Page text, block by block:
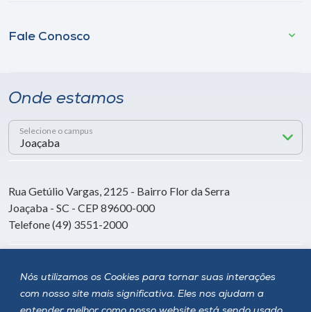
Nós utilizamos os Cookies para tornar suas interações
com nosso site mais significativa. Eles nos ajudam a
Fale Conosco
Onde estamos
Selecione o campus
Rua Getúlio Vargas, 2125 - Bairro Flor da Serra
Joaçaba - SC - CEP 89600-000
Telefone (49) 3551-2000
Siga a Unoesc